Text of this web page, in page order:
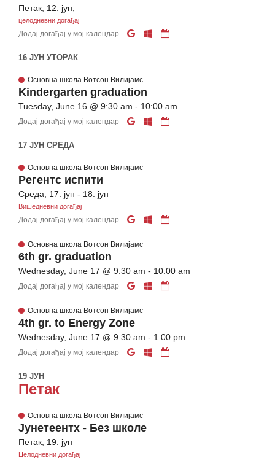
Петак, 12. јун,
целодневни догађај
Додај догађај у мој календар
16 ЈУН УТОРАК
Основна школа Вотсон Вилијамс
Kindergarten graduation
Tuesday, June 16 @ 9:30 am - 10:00 am
Додај догађај у мој календар
17 ЈУН СРЕДА
Основна школа Вотсон Вилијамс
Регентс испити
Среда, 17. јун - 18. јун
Вишедневни догађај
Додај догађај у мој календар
Основна школа Вотсон Вилијамс
6th gr. graduation
Wednesday, June 17 @ 9:30 am - 10:00 am
Додај догађај у мој календар
Основна школа Вотсон Вилијамс
4th gr. to Energy Zone
Wednesday, June 17 @ 9:30 am - 1:00 pm
Додај догађај у мој календар
19 ЈУН
Петак
Основна школа Вотсон Вилијамс
Јунетеентх - Без школе
Петак, 19. јун
Целодневни догађај